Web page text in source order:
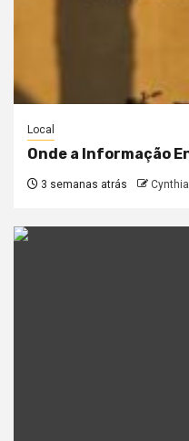
Local
Onde a Informação
3 semanas atrás